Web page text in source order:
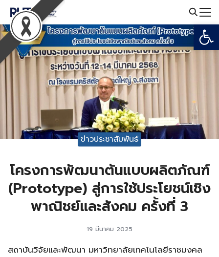
Skip
content
Search
for:
ข่าวประชาสัมพันธ์
โครงการพัฒนาต้นแบบผลิตภัณฑ์
(Prototype) สู่การใช้ประโยชน์เชิง
พาณิชย์และสังคม ครั้งที่ 3
19 มีนาคม 2025
สถาบันวิจัยและพัฒนา มหาวิทยาลัยเทคโนโลยีราชมงคล